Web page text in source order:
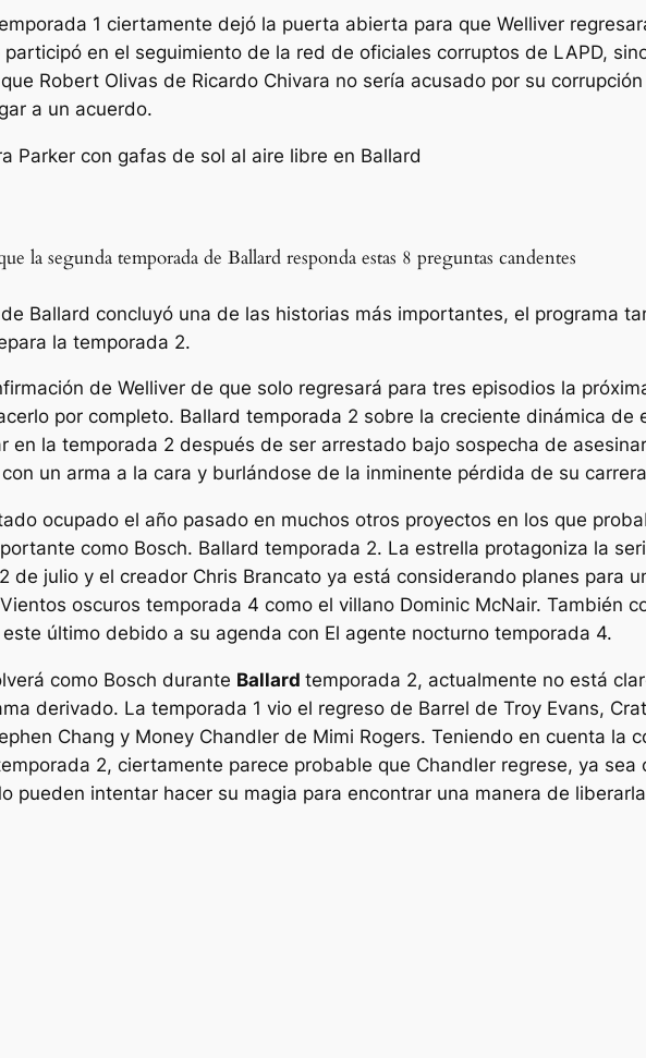
1 ciertamente dejó la puerta abierta para que Welliver
en el seguimiento de la red de oficiales corruptos de LAPD,
Robert Olivas de Ricardo Chivara no sería acusado por su
a un acuerdo.
la segunda temporada de Ballard responda estas 8 preguntas candentes
Ballard concluyó una de las historias más importantes, el programa
la temporada 2.
de Welliver de que solo regresará para tres episodios la
por completo. Ballard temporada 2 sobre la creciente dinámica de
en la temporada 2 después de ser arrestado bajo sospecha de
un arma a la cara y burlándose de la inminente pérdida de su
ocupado el año pasado en muchos otros proyectos en los que
como Bosch. Ballard temporada 2. La estrella protagoniza la
de julio y el creador Chris Brancato ya está considerando planes para
Vientos oscuros temporada 4 como el villano Dominic McNair. También
último debido a su agenda con El agente nocturno temporada 4.
como Bosch durante Ballard temporada 2, actualmente no está
derivado. La temporada 1 vio el regreso de Barrel de Troy Evans,
Chang y Money Chandler de Mimi Rogers. Teniendo en cuenta la
2, ciertamente parece probable que Chandler regrese, ya
pueden intentar hacer su magia para encontrar una manera de